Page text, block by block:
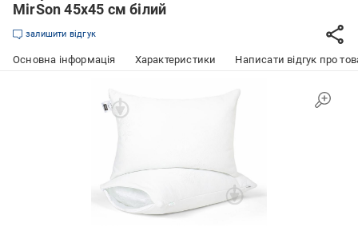
MirSon 45x45 см білий
залишити відгук
Основна інформація Характеристики Написати відгук про